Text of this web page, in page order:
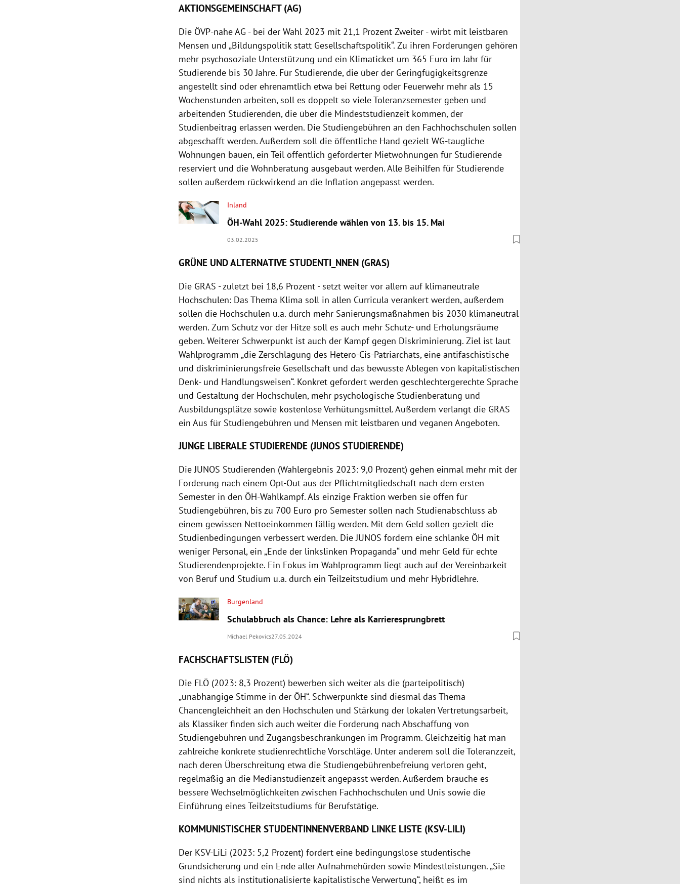
AKTIONSGEMEINSCHAFT (AG)
Die ÖVP-nahe AG - bei der Wahl 2023 mit 21,1 Prozent Zweiter - wirbt mit leistbaren
Mensen und „Bildungspolitik statt Gesellschaftspolitik“. Zu ihren Forderungen gehören
mehr psychosoziale Unterstützung und ein Klimaticket um 365 Euro im Jahr für
Studierende bis 30 Jahre. Für Studierende, die über der Geringfügigkeitsgrenze
angestellt sind oder ehrenamtlich etwa bei Rettung oder Feuerwehr mehr als 15
Wochenstunden arbeiten, soll es doppelt so viele Toleranzsemester geben und
arbeitenden Studierenden, die über die Mindeststudienzeit kommen, der
Studienbeitrag erlassen werden. Die Studiengebühren an den Fachhochschulen sollen
abgeschafft werden. Außerdem soll die öffentliche Hand gezielt WG-taugliche
Wohnungen bauen, ein Teil öffentlich geförderter Mietwohnungen für Studierende
reserviert und die Wohnberatung ausgebaut werden. Alle Beihilfen für Studierende
sollen außerdem rückwirkend an die Inflation angepasst werden.
Inland
ÖH-Wahl 2025: Studierende wählen von 13. bis 15. Mai
03.02.2025
GRÜNE UND ALTERNATIVE STUDENTI_NNEN (GRAS)
Die GRAS - zuletzt bei 18,6 Prozent - setzt weiter vor allem auf klimaneutrale
Hochschulen: Das Thema Klima soll in allen Curricula verankert werden, außerdem
sollen die Hochschulen u.a. durch mehr Sanierungsmaßnahmen bis 2030 klimaneutral
werden. Zum Schutz vor der Hitze soll es auch mehr Schutz- und Erholungsräume
geben. Weiterer Schwerpunkt ist auch der Kampf gegen Diskriminierung. Ziel ist laut
Wahlprogramm „die Zerschlagung des Hetero-Cis-Patriarchats, eine antifaschistische
und diskriminierungsfreie Gesellschaft und das bewusste Ablegen von kapitalistischen
Denk- und Handlungsweisen“. Konkret gefordert werden geschlechtergerechte Sprache
und Gestaltung der Hochschulen, mehr psychologische Studienberatung und
Ausbildungsplätze sowie kostenlose Verhütungsmittel. Außerdem verlangt die GRAS
ein Aus für Studiengebühren und Mensen mit leistbaren und veganen Angeboten.
JUNGE LIBERALE STUDIERENDE (JUNOS STUDIERENDE)
Die JUNOS Studierenden (Wahlergebnis 2023: 9,0 Prozent) gehen einmal mehr mit der
Forderung nach einem Opt-Out aus der Pflichtmitgliedschaft nach dem ersten
Semester in den ÖH-Wahlkampf. Als einzige Fraktion werben sie offen für
Studiengebühren, bis zu 700 Euro pro Semester sollen nach Studienabschluss ab
einem gewissen Nettoeinkommen fällig werden. Mit dem Geld sollen gezielt die
Studienbedingungen verbessert werden. Die JUNOS fordern eine schlanke ÖH mit
weniger Personal, ein „Ende der linkslinken Propaganda“ und mehr Geld für echte
Studierendenprojekte. Ein Fokus im Wahlprogramm liegt auch auf der Vereinbarkeit
von Beruf und Studium u.a. durch ein Teilzeitstudium und mehr Hybridlehre.
Burgenland
Schulabbruch als Chance: Lehre als Karrieresprungbrett
Michael Pekovics27.05.2024
FACHSCHAFTSLISTEN (FLÖ)
Die FLÖ (2023: 8,3 Prozent) bewerben sich weiter als die (parteipolitisch)
„unabhängige Stimme in der ÖH“. Schwerpunkte sind diesmal das Thema
Chancengleichheit an den Hochschulen und Stärkung der lokalen Vertretungsarbeit,
als Klassiker finden sich auch weiter die Forderung nach Abschaffung von
Studiengebühren und Zugangsbeschränkungen im Programm. Gleichzeitig hat man
zahlreiche konkrete studienrechtliche Vorschläge. Unter anderem soll die Toleranzzeit,
nach deren Überschreitung etwa die Studiengebührenbefreiung verloren geht,
regelmäßig an die Medianstudienzeit angepasst werden. Außerdem brauche es
bessere Wechselmöglichkeiten zwischen Fachhochschulen und Unis sowie die
Einführung eines Teilzeitstudiums für Berufstätige.
KOMMUNISTISCHER STUDENTINNENVERBAND LINKE LISTE (KSV-LILI)
Der KSV-LiLi (2023: 5,2 Prozent) fordert eine bedingungslose studentische
Grundsicherung und ein Ende aller Aufnahmehürden sowie Mindestleistungen. „Sie
sind nichts als institutionalisierte kapitalistische Verwertung“, heißt es im